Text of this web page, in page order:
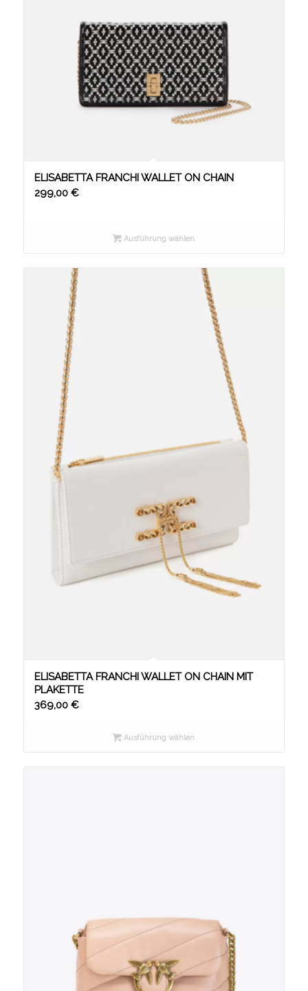
ELISABETTA FRANCHI WALLET ON CHAIN
299,00 €
Ausführung wählen
ELISABETTA FRANCHI WALLET ON CHAIN MIT
PLAKETTE
369,00 €
Ausführung wählen